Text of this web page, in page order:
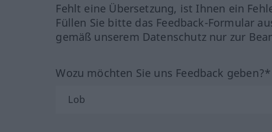
Fehlt eine Übersetzung, ist Ihnen ein
Füllen Sie bitte das Feedback-Formular
gemäß unserem Datenschutz nur zur
Wozu möchten Sie uns Feedback geben?*